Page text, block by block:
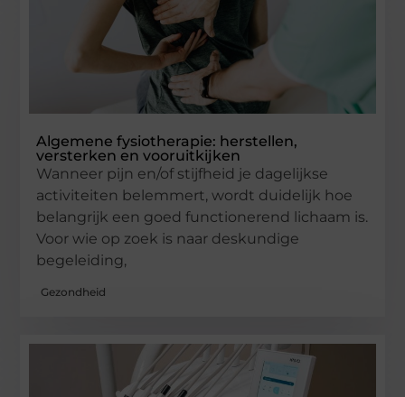
Algemene fysiotherapie: herstellen,
versterken en vooruitkijken
Wanneer pijn en/of stijfheid je dagelijkse
activiteiten belemmert, wordt duidelijk hoe
belangrijk een goed functionerend lichaam is.
Voor wie op zoek is naar deskundige
begeleiding,
Gezondheid